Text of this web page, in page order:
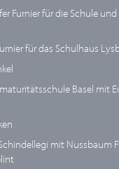
Furnier für die Schule
für das Schulhaus
Basel mit
mit Nussbaum